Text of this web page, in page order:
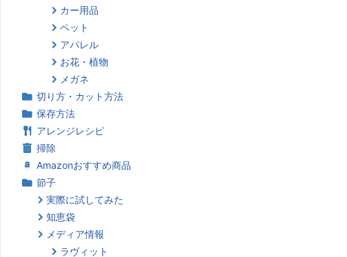
カー用品
ペット
アパレル
お花・植物
メガネ
切り方・カット方法
保存方法
アレンジレシピ
掃除
Amazonおすすめ商品
節子
実際に試してみた
知恵袋
メディア情報
ラヴィット